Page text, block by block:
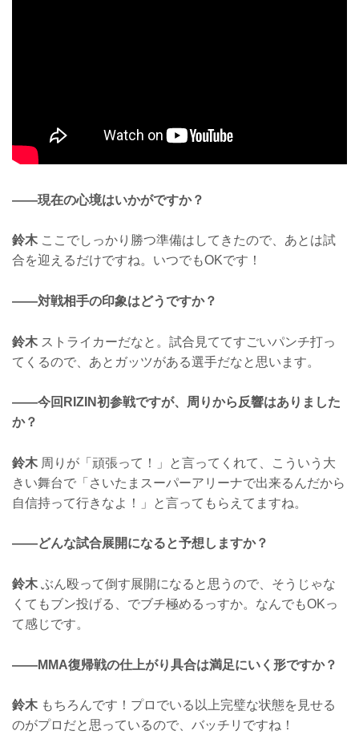
——現在の心境はいかがですか？
鈴木 ここでしっかり勝つ準備はしてきたので、あとは試
合を迎えるだけですね。いつでもOKです！
——対戦相手の印象はどうですか？
鈴木 ストライカーだなと。試合見ててすごいパンチ打っ
てくるので、あとガッツがある選手だなと思います。
——今回RIZIN初参戦ですが、周りから反響はありました
か？
鈴木 周りが「頑張って！」と言ってくれて、こういう大
きい舞台で「さいたまスーパーアリーナで出来るんだから
自信持って行きなよ！」と言ってもらえてますね。
——どんな試合展開になると予想しますか？
鈴木 ぶん殴って倒す展開になると思うので、そうじゃな
くてもブン投げる、でブチ極めるっすか。なんでもOKっ
て感じです。
——MMA復帰戦の仕上がり具合は満足にいく形ですか？
鈴木 もちろんです！プロでいる以上完璧な状態を見せる
のがプロだと思っているので、バッチリですね！